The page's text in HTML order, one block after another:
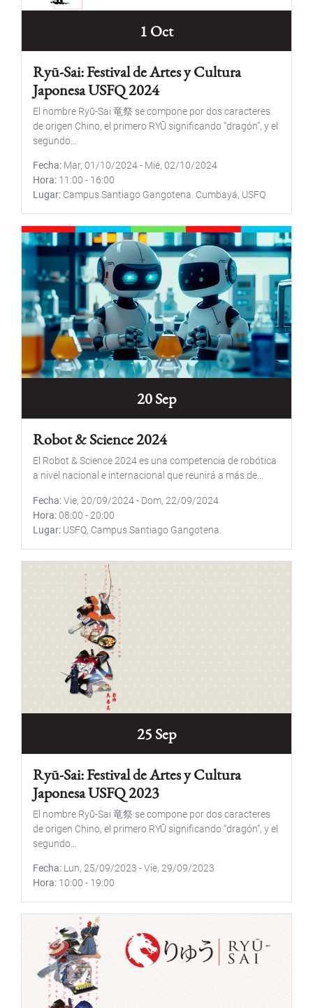
1 Oct
Ryū-Sai: Festival de Artes y Cultura
Japonesa USFQ 2024
El nombre Ryū-Sai 竜祭 se compone por dos caracteres
de origen Chino, el primero RYŪ significando “dragón”, y el
segundo...
Fecha Mar, 01/10/2024- Mié, 02/10/2024
Hora 11:00 - 16:00
Lugar Campus Santiago Gangotena. Cumbayá, USFQ
20 Sep
Robot & Science 2024
El Robot & Science 2024 es una competencia de robótica
a nivel nacional e internacional que reunirá a más de...
Fecha Vie, 20/09/2024- Dom, 22/09/2024
Hora 08:00 - 20:00
Lugar USFQ, Campus Santiago Gangotena.
25 Sep
Ryū-Sai: Festival de Artes y Cultura
Japonesa USFQ 2023
El nombre Ryū-Sai 竜祭 se compone por dos caracteres
de origen Chino, el primero RYŪ significando “dragón”, y el
segundo...
Fecha Lun, 25/09/2023 -Vie, 29/09/2023
Hora 10:00 - 19:00